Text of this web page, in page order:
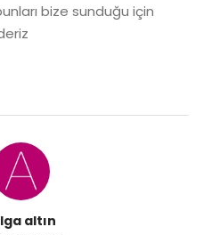
bize sunduğu için
altın